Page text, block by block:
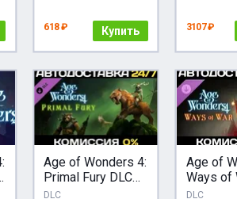
618 ₽ Купить 3107 ₽
Age of Wonders 4:
Primal Fury DLC
STEAM АВТО
DLC
Age of
Ways of
STEAM
DLC